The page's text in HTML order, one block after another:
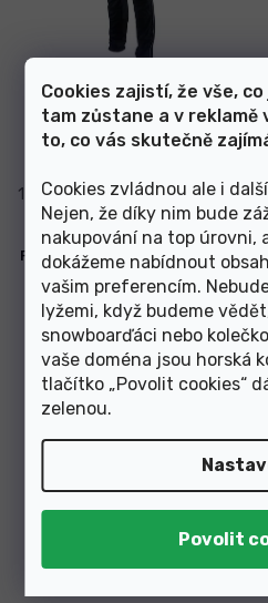
Cookies zajistí, že vše,
tam zůstane a v reklamě
to, co vás skutečně
Cookies zvládnou ale i
Nejen, že díky nim bude
nakupování na top úrovni,
dokážeme nabídnout
vašim preferencím.
lyžemi, když budeme
snowboarďáci nebo
vaše doména jsou horská
tlačítko „Povolit cookies“
zelenou.
Skladem
1 789 Kč
122-128 134-140 146-152
–34 %
Pánské elasťáky s membránou
od1 499 Kč